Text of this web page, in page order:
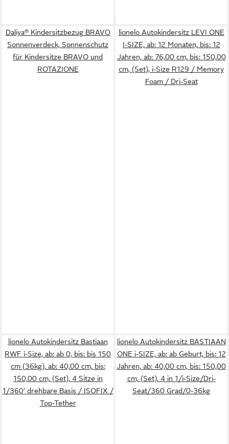
Daliya® Kindersitzbezug BRAVO
Sonnenverdeck, Sonnenschutz
für Kindersitze BRAVO und
ROTAZIONE
lionelo Autokindersitz LEVI ONE
I-SIZE, ab: 12 Monaten, bis: 12
Jahren, ab: 76,00 cm, bis: 150,00
cm, (Set), i-Size R129 / Memory
Foam / Dri-Seat
lionelo Autokindersitz Bastiaan
RWF i-Size, ab: ab 0, bis: bis 150
cm (36kg), ab: 40,00 cm, bis:
150,00 cm, (Set), 4 Sitze in
1/360' drehbare Basis / ISOFIX /
Top-Tether
lionelo Autokindersitz BASTIAAN
ONE i-SIZE, ab: ab Geburt, bis: 12
Jahren, ab: 40,00 cm, bis: 150,00
cm, (Set), 4 in 1/i-Size/Dri-
Seat/360 Grad/0-36kg